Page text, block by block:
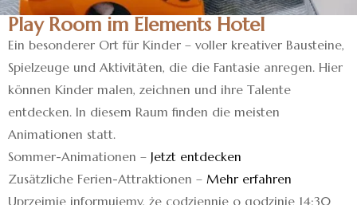
Play Room im Elements Hotel
Ein besonderer Ort für Kinder – voller kreativer Bausteine,
Spielzeuge und Aktivitäten, die die Fantasie anregen. Hier
können Kinder malen, zeichnen und ihre Talente
entdecken. In diesem Raum finden die meisten
Animationen statt.
Sommer-Animationen – Jetzt entdecken
Zusätzliche Ferien-Attraktionen – Mehr erfahren
Uprzejmie informujemy, że codziennie o godzinie 14:30